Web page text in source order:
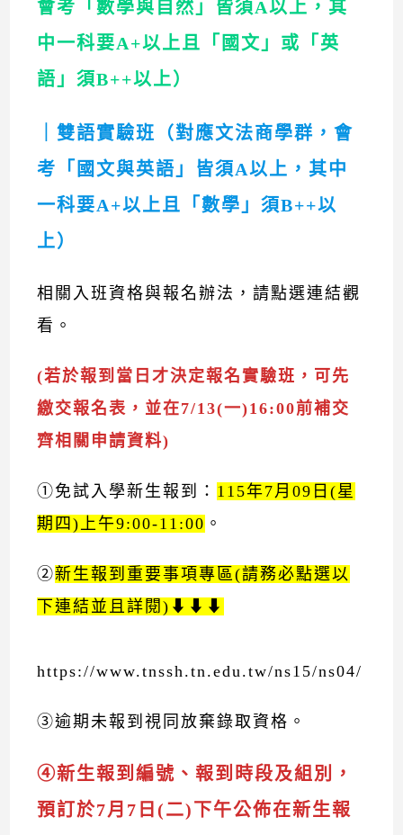
會考「數學與自然」皆須A以上，其
中一科要A+以上且「國文」或「英
語」須B++以上）
｜雙語實驗班（對應文法商學群，會
考「國文與英語」皆須A以上，其中
一科要A+以上且「數學」須B++以
上）
相關入班資格與報名辦法，請點選連結觀
看 。
(若於報到當日才決定報名實驗班，可先
繳交報名表，並在7/13(一)16:00前補交
齊相關申請資料)
①免試入學新生報到： 115年7月09日(星
期四)上午9:00-11:00 。
②新生報到重要事項專區(請務必點選以
下連結並且詳閱)⬇⬇⬇
https://www.tnssh.tn.edu.tw/ns15/ns04/
③逾期未報到視同放棄錄取資格。
④新生報到編號、報到時段及組別，
預訂於7月7日(二)下午公佈在新生報